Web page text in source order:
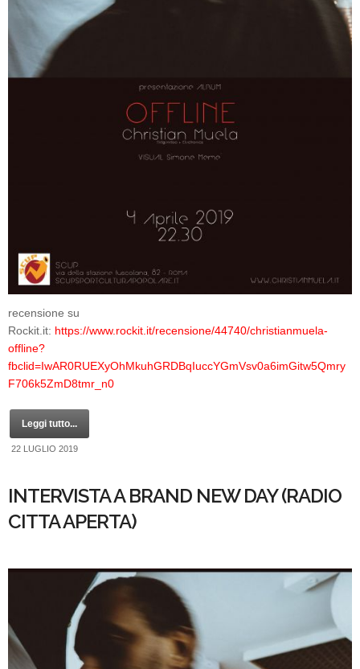
recensione su
Rockit.it: https://www.rockit.it/recensione/44740/christianmuela-
offline?
fbclid=IwAR0RUEXyOhMkuhGRDBqIuccYGmVsv0a6imGitw5Qmry
F706k5ZmD8tmr_n0
Leggi tutto...
22 LUGLIO 2019
INTERVISTA A BRAND NEW DAY (RADIO
CITTA APERTA)